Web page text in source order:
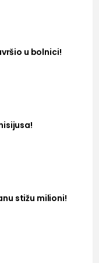
u bolnici!
stižu milioni!